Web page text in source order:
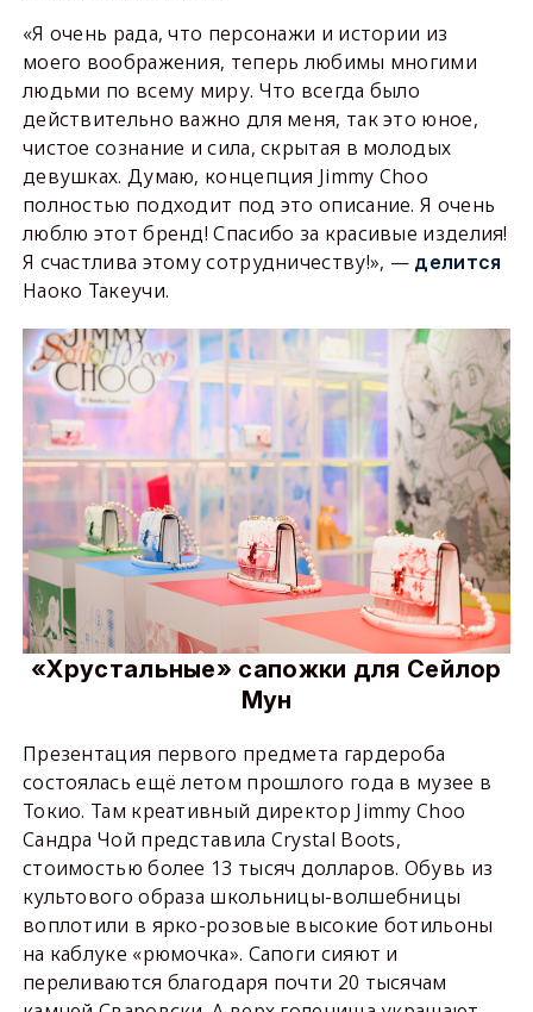
«Я очень рада, что персонажи и истории из
моего воображения, теперь любимы многими
людьми по всему миру. Что всегда было
действительно важно для меня, так это юное,
чистое сознание и сила, скрытая в молодых
девушках. Думаю, концепция Jimmy Choo
полностью подходит под это описание. Я очень
люблю этот бренд! Спасибо за красивые изделия!
Я счастлива этому сотрудничеству!», — делится
Наоко Такеучи.
«Хрустальные» сапожки для Сейлор
Мун
Презентация первого предмета гардероба
состоялась ещё летом прошлого года в музее в
Токио. Там креативный директор Jimmy Choo
Сандра Чой представила Crystal Boots,
стоимостью более 13 тысяч долларов. Обувь из
культового образа школьницы-волшебницы
воплотили в ярко-розовые высокие ботильоны
на каблуке «рюмочка». Сапоги сияют и
переливаются благодаря почти 20 тысячам